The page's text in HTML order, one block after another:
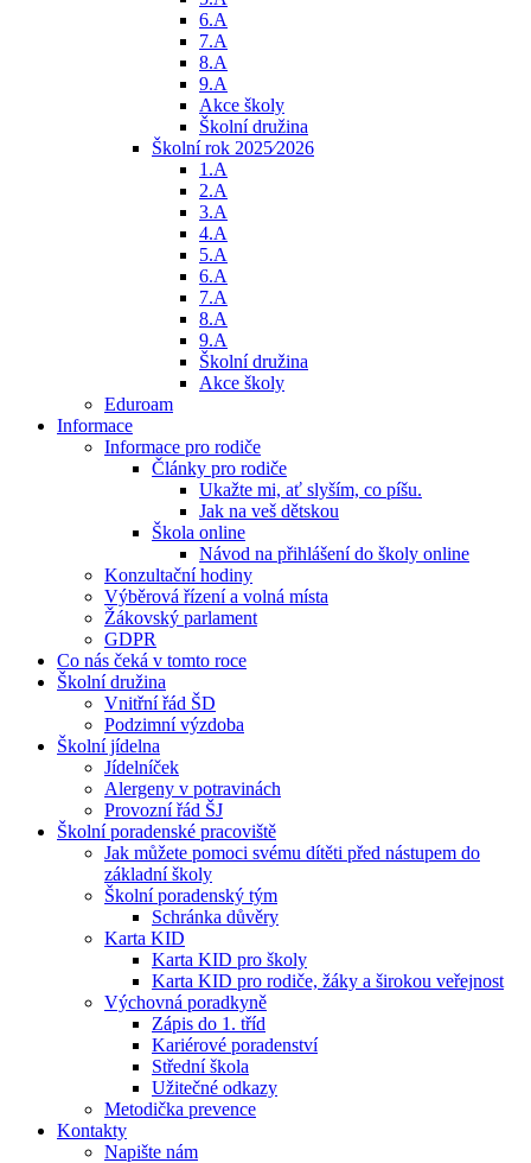
6.A
7.A
8.A
9.A
Akce školy
Školní družina
Školní rok 2025⁄2026
1.A
2.A
3.A
4.A
5.A
6.A
7.A
8.A
9.A
Školní družina
Akce školy
Eduroam
Informace
Informace pro rodiče
Články pro rodiče
Ukažte mi, ať slyším, co píšu.
Jak na veš dětskou
Škola online
Návod na přihlášení do školy online
Konzultační hodiny
Výběrová řízení a volná místa
Žákovský parlament
GDPR
Co nás čeká v tomto roce
Školní družina
Vnitřní řád ŠD
Podzimní výzdoba
Školní jídelna
Jídelníček
Alergeny v potravinách
Provozní řád ŠJ
Školní poradenské pracoviště
Jak můžete pomoci svému dítěti před nástupem do
základní školy
Školní poradenský tým
Schránka důvěry
Karta KID
Karta KID pro školy
Karta KID pro rodiče, žáky a širokou veřejnost
Výchovná poradkyně
Zápis do 1. tříd
Kariérové poradenství
Střední škola
Užitečné odkazy
Metodička prevence
Kontakty
Napište nám